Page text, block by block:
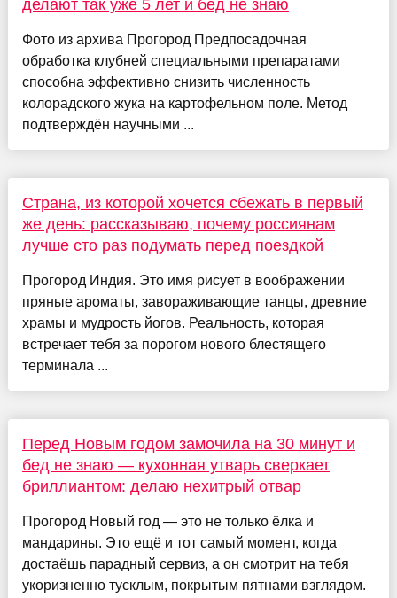
делают так уже 5 лет и бед не знаю
Фото из архива Прогород Предпосадочная
обработка клубней специальными препаратами
способна эффективно снизить численность
колорадского жука на картофельном поле. Метод
подтверждён научными ...
Страна, из которой хочется сбежать в первый
же день: рассказываю, почему россиянам
лучше сто раз подумать перед поездкой
Прогород Индия. Это имя рисует в воображении
пряные ароматы, завораживающие танцы, древние
храмы и мудрость йогов. Реальность, которая
встречает тебя за порогом нового блестящего
терминала ...
Перед Новым годом замочила на 30 минут и
бед не знаю — кухонная утварь сверкает
бриллиантом: делаю нехитрый отвар
Прогород Новый год — это не только ёлка и
мандарины. Это ещё и тот самый момент, когда
достаёшь парадный сервиз, а он смотрит на тебя
укоризненно тусклым, покрытым пятнами взглядом.